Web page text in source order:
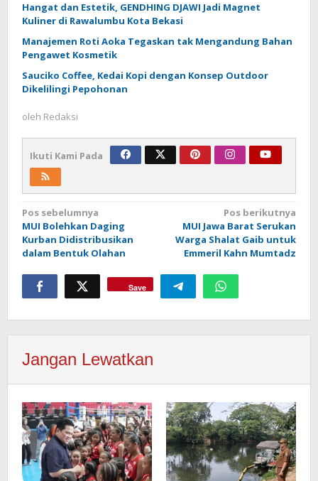
Hangat dan Estetik, GENDHING DJAWI Jadi Magnet
Kuliner di Rawalumbu Kota Bekasi
Manajemen Roti Aoka Tegaskan tak Mengandung Bahan
Pengawet Kosmetik
Sauciko Coffee, Kedai Kopi dengan Konsep Outdoor
Dikelilingi Pepohonan
oleh Redaksi
Ikuti Kami Pada
Navigasi
pos
Pos sebelumnya
MUI Bolehkan Daging
Kurban Didistribusikan
dalam Bentuk Olahan
Pos berikutnya
MUI Jawa Barat Serukan
Warga Shalat Gaib untuk
Emmeril Kahn Mumtadz
Save
Jangan Lewatkan